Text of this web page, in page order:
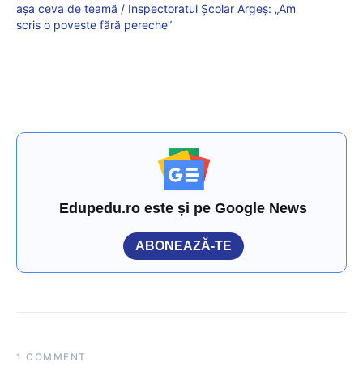
așa ceva de teamă / Inspectoratul Școlar Argeș: „Am
scris o poveste fără pereche”
Edupedu.ro este și pe Google News
ABONEAZĂ-TE
1 COMMENT